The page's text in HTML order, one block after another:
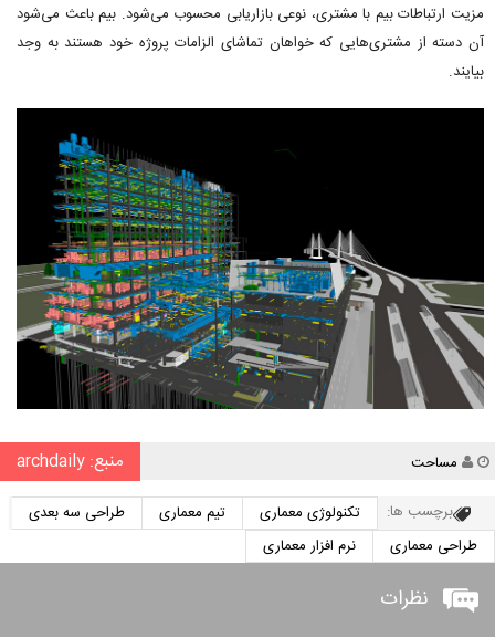
مزیت ارتباطات بیم با مشتری، نوعی بازاریابی محسوب می‌شود. بیم باعث می‌شود
آن دسته از مشتری‌هایی که خواهان تماشای الزامات پروژه خود هستند به وجد
بیایند.
نویسنده
مساحت منبع: archdaily
برچسب ها: تکنولوژی معماری تیم معماری
طراحی سه بعدی
طراحی معماری
نرم افزار معماری
نظرات